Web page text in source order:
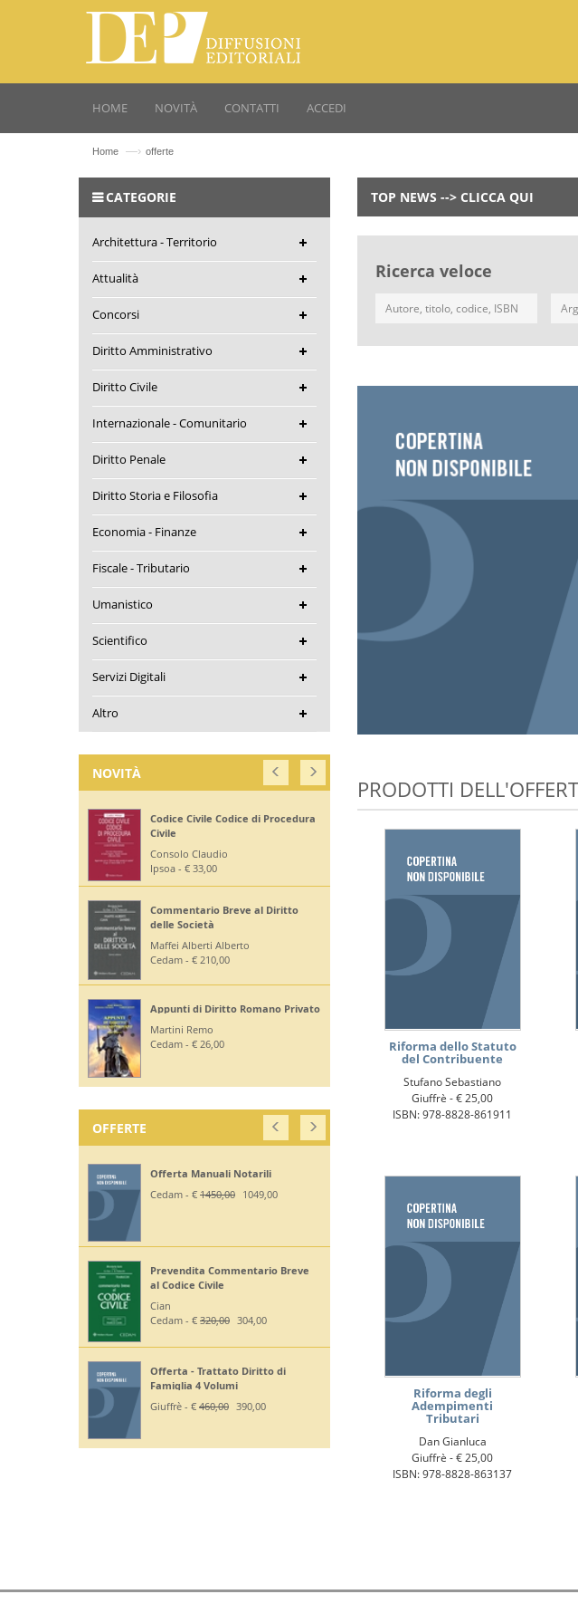
HOME NOVITÀ CONTATTI ACCEDI
Home —› offerte
TOP NEWS --> CLICCA QUI
Ricerca veloce
PRODOTTI
Riforma dello Statuto
del Contribuente
Stufano Sebastiano
Giuffrè -€ 25,00
ISBN: 978-8828-861911
Riforma degli
Adempimenti
Tributari
Dan Gianluca
Giuffrè -€ 25,00
ISBN: 978-8828-863137
CATEGORIE
Architettura - Territorio
Attualità
Concorsi
Diritto Amministrativo
Diritto Civile
Internazionale - Comunitario
Diritto Penale
Diritto Storia e Filosofia
Economia - Finanze
Fiscale - Tributario
Umanistico
Scientifico
Servizi Digitali
Altro
NOVITÀ
Codice Civile Codice di Procedura
Civile
Consolo Claudio
Ipsoa - € 33,00
Commentario Breve al Diritto
delle Società
Maffei Alberti Alberto
Cedam - € 210,00
Appunti di Diritto Romano Privato
Martini Remo
Cedam - € 26,00
OFFERTE
Offerta Manuali Notarili
Cedam - € 1450,00 1049,00
Prevendita Commentario Breve
al Codice Civile
Cian
Cedam - € 320,00 304,00
Offerta - Trattato Diritto di
Famiglia 4 Volumi
Giuffrè - € 460,00 390,00